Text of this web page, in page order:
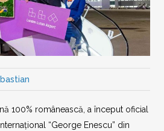
100% românească, a început oficial
“George Enescu” din